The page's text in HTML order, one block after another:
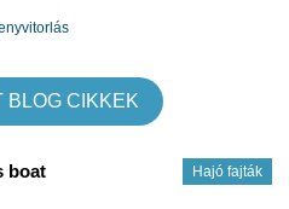
BLOG CIKKEK
Hajó fajták
boat